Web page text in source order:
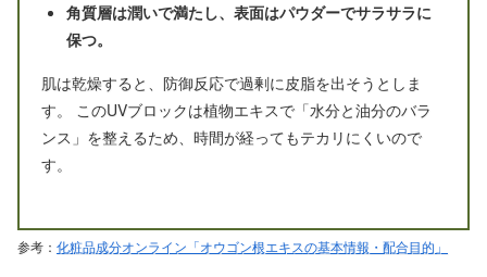
角質層は潤いで満たし、表面はパウダーでサラサラに
保つ。
肌は乾燥すると、防御反応で過剰に皮脂を出そうとしま
す。 このUVブロックは植物エキスで「水分と油分のバラ
ンス」を整えるため、時間が経ってもテカリにくいので
す。
参考： 化粧品成分オンライン「オウゴン根エキスの基本情報・配合目的」